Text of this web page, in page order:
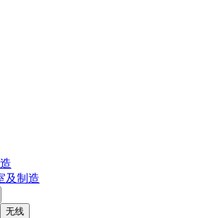
及制造
无线